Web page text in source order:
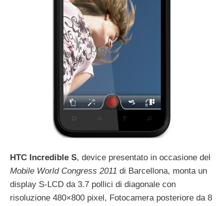
HTC Incredible S, device presentato in occasione del
Mobile World Congress 2011 di Barcellona, monta un
display S-LCD da 3.7 pollici di diagonale con
risoluzione 480×800 pixel, Fotocamera posteriore da 8